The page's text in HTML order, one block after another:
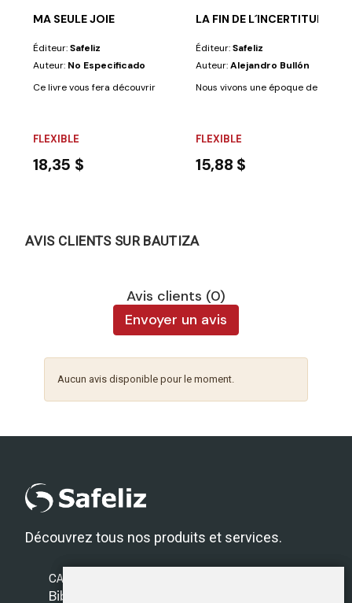
MA SEULE JOIE
Éditeur:Safeliz
Auteur: No Especificado
Ce livre vous fera découvrir la vie fascinante d'un homme que tous
FLEXIBLE
18,35 $
LA FIN DE L´INCERTITUDE
Éditeur:Safeliz
Auteur:Alejandro Bullón
Nous vivons une époque de
FLEXIBLE
15,88 $
AVIS CLIENTS SUR BAUTIZA
Avis clients (0)
Envoyer un avis
Aucun avis disponible pour le moment.
Découvrez tous nos produits et services.
CATÉGORIES
Bibles Safeliz